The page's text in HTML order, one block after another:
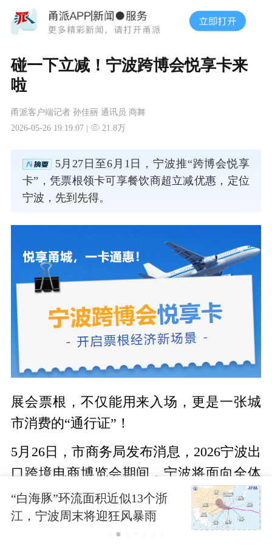
碰一下立减！宁波跨博会悦享卡来
啦
甬派客户端记者 孙佳丽 通讯员 商舞
2026-05-26 19:19:07 |
21.8万
5月27日至6月1日，宁波推“跨博会悦享
卡”，凭票根领卡可享餐饮商超立减优惠，定位
宁波，先到先得。
展会票根，不仅能用来入场，更是一张城
市消费的“通行证”！
5月26日，市商务局发布消息，2026宁波出
口跨境电商博览会期间，宁波将面向全体
参展商及到场观众，推出“宁波跨博会悦享
卡”。
“白海豚”环流面积近似13个浙
江，宁波周末将迎狂风暴雨